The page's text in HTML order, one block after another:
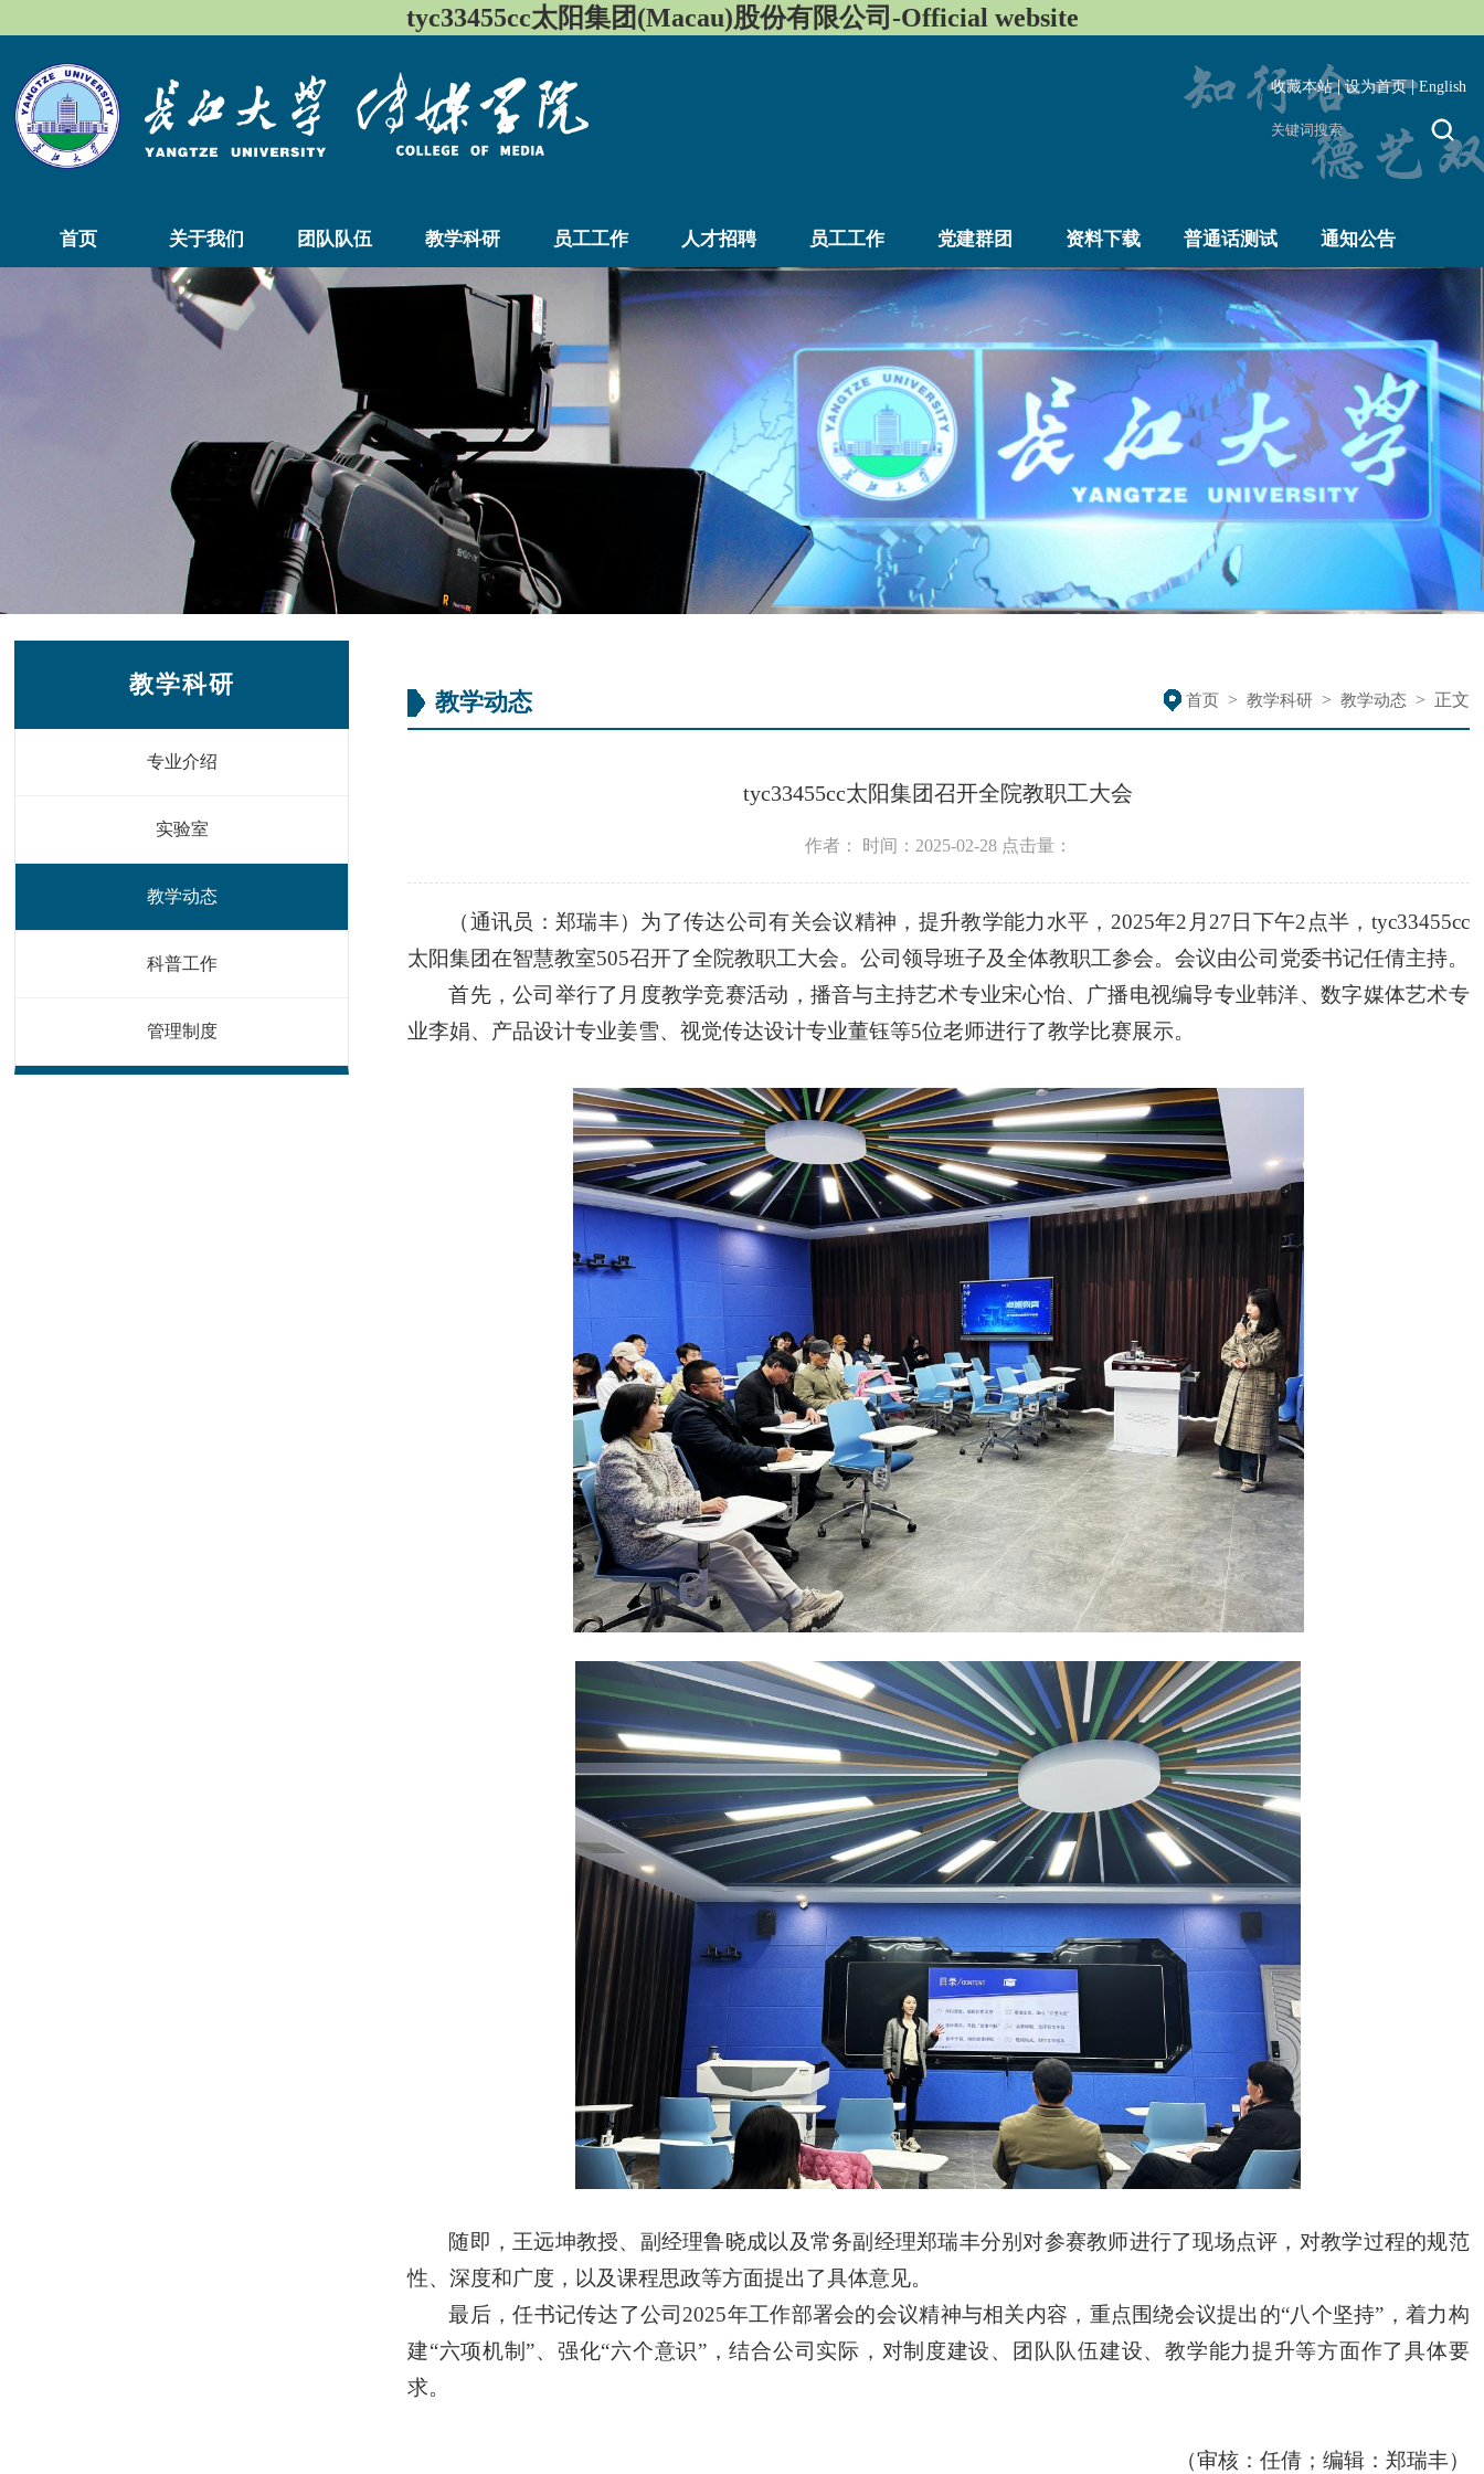
tyc33455cc太阳集团(Macau)股份有限公司-Official website
收藏本站|设为首页|English
首页 关于我们 团队队伍 教学科研 员工工作 人才招聘 员工工作 党建群团 资料下载 普通话测试 通知公告
教学科研
专业介绍
实验室
教学动态
科普工作
管理制度
教学动态 首页 > 教学科研 > 教学动态 > 正文
tyc33455cc太阳集团召开全院教职工大会
作者： 时间：2025-02-28 点击量：
（通讯员：郑瑞丰）为了传达公司有关会议精神，提升教学能力水平， 2025年2月27日下午2点半，tyc33455cc
太阳集团在智慧教室505召开了全院教职工大会。公司领导班子及全体教职工参会。会议由公司党委书记任倩主持。
首先，公司举行了月度教学竞赛活动，播音与主持艺术专业宋心怡、广播电视编导专业韩洋、数字媒体艺术专
业李娟、产品设计专业姜雪、视觉传达设计专业董钰等5位老师进行了教学比赛展示。
随即，王远坤教授、副经理鲁晓成以及常务副经理郑瑞丰分别对参赛教师进行了现场点评，对教学过程的规范
性、深度和广度，以及课程思政等方面提出了具体意见。
最后，任书记传达了公司 2025年工作部署会的会议精神与相关内容，重点围绕会议提出的“八个坚持”，着力构
建“六项机制”、强化“六个意识”，结合公司实际，对制度建设、团队队伍建设、教学能力提升等方面作了具体要
求。
（审核：任倩；编辑：郑瑞丰）